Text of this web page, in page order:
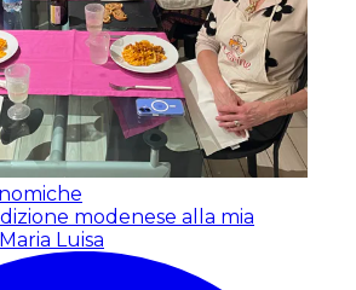
modenese alla mia
Luisa